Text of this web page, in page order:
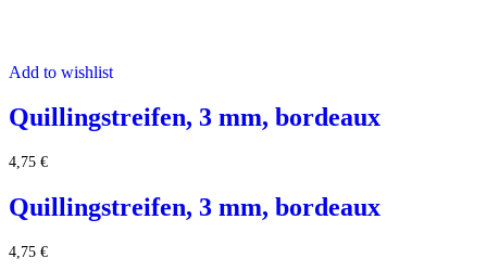
Add to wishlist
Quillingstreifen, 3 mm, bordeaux
4,75 €
Quillingstreifen, 3 mm, bordeaux
4,75 €